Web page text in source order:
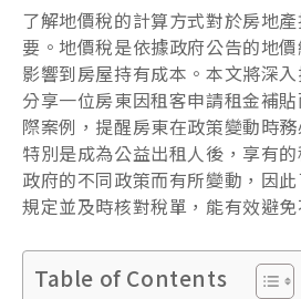
了解地價稅的計算方式對於房地
要。地價稅是依據政府公告的地
影響到房屋持有成本。本文將深
分享一位房東因租客申請租金補
際案例，提醒房東在政策變動時
特別是成為公益出租人後，享有
政府的不同政策而有所變動，因
規定並及時核對稅單，能有效避
Table of Contents